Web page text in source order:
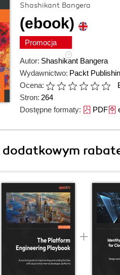
Shashikant Bangera
(ebook)
Promocja
Autor: Shashikant Bangera
Wydawnictwo: Packt
Ocena:
Stron: 264
Dostępne formaty: PDF
dodatkowym